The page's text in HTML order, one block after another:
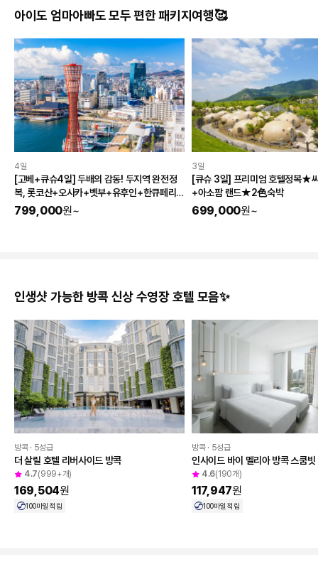
아이도 엄마아빠도 모두 편한 패키지여행🥰
4일
[고베+큐슈4일] 두배의 감동! 두지역 완전정
복, 롯코산+오사카+벳부+유후인+한큐페리 1
박+매일온천♨
799,000원~
3일
[큐슈 3일] 프리미엄 호텔정복★
+아소팜 랜드★2色숙박
699,000원~
인생샷 가능한 방콕 신상 수영장 호텔 모음✨
방콕 · 5성급
더 살릴 호텔 리버사이드 방콕
4.7(999+개)
169,504원
100마일 적립
방콕 · 5성급
인사이드 바이 멜리아 방콕 스쿰빗
4.6(190개)
117,947원
100마일 적립